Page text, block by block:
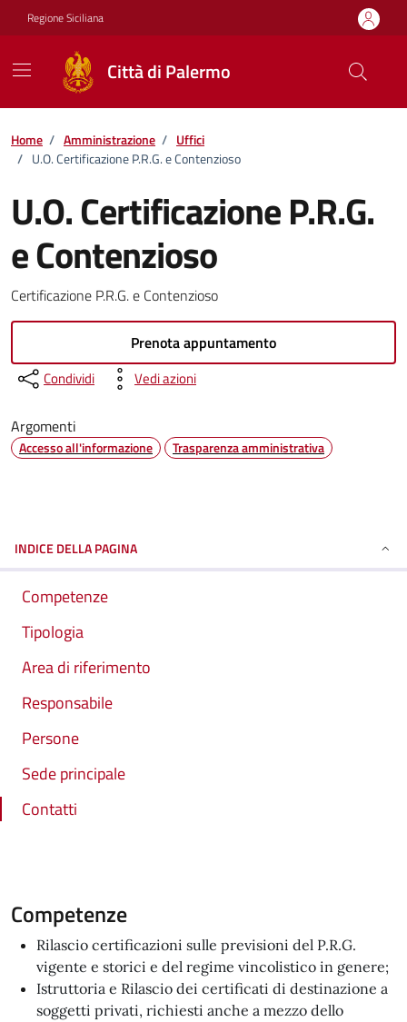
Vai ai contenuti
Vai al footer
Regione Siciliana
Città di Palermo
Home / Amministrazione / Uffici
/ U.O. Certificazione P.R.G. e Contenzioso
U.O. Certificazione P.R.G.
e Contenzioso
Certificazione P.R.G. e Contenzioso
Prenota appuntamento
Condividi Vedi azioni
Argomenti
Accesso all'informazione Trasparenza amministrativa
INDICE DELLA PAGINA
Competenze
Tipologia
Area di riferimento
Responsabile
Persone
Sede principale
Contatti
Competenze
Rilascio certificazioni sulle previsioni del P.R.G.
vigente e storici e del regime vincolistico in genere;
Istruttoria e Rilascio dei certificati di destinazione a
soggetti privati, richiesti anche a mezzo dello